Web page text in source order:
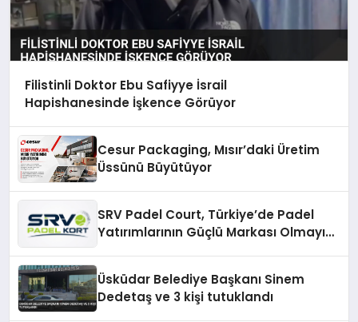
Filistinli Doktor Ebu Safiyye İsrail
Hapishanesinde İşkence Görüyor
Cesur Packaging, Mısır’daki Üretim
Üssünü Büyütüyor
SRV Padel Court, Türkiye’de Padel
Yatırımlarının Güçlü Markası Olmayı
Üsküdar Belediye Başkanı Sinem
Dedetaş ve 3 kişi tutuklandı